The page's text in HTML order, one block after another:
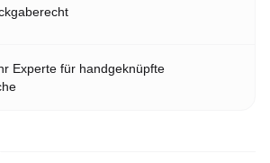
Experte für handgeknüpfte